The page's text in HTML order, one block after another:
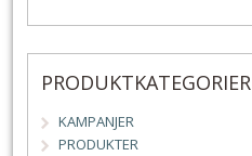
PRODUKTKATEGORIER
KAMPANJER
PRODUKTER